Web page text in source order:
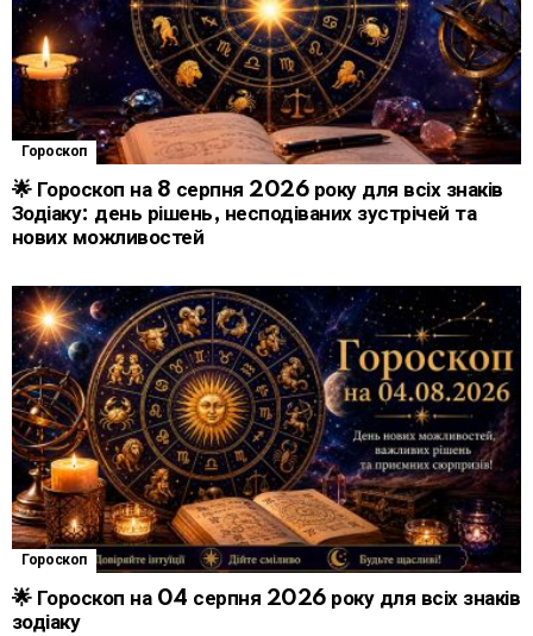
Гороскоп
🌟 Гороскоп на 8 серпня 2026 року для всіх знаків
Зодіаку: день рішень, несподіваних зустрічей та
нових можливостей
Гороскоп
🌟 Гороскоп на 04 серпня 2026 року для всіх знаків
зодіаку